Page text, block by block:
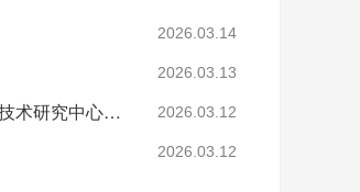
2026.03.14
2026.03.13
省级认定！鑫钻股份数字能源空压站工程技术研究中心正式获批 2026.03.12
2026.03.12